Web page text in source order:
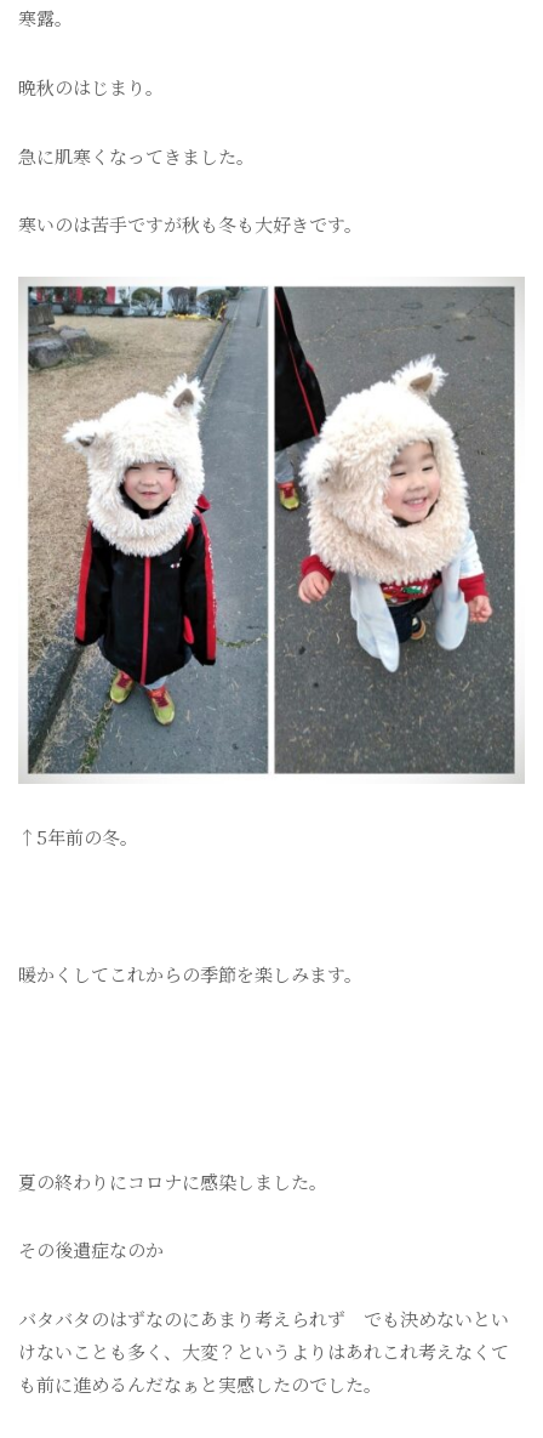
寒露。
晩秋のはじまり。
急に肌寒くなってきました。
寒いのは苦手ですが秋も冬も大好きです。
↑5年前の冬。
暖かくしてこれからの季節を楽しみます。
夏の終わりにコロナに感染しました。
その後遺症なのか
バタバタのはずなのにあまり考えられず でも決めないとい
けないことも多く、大変？というよりはあれこれ考えなくて
も前に進めるんだなぁと実感したのでした。